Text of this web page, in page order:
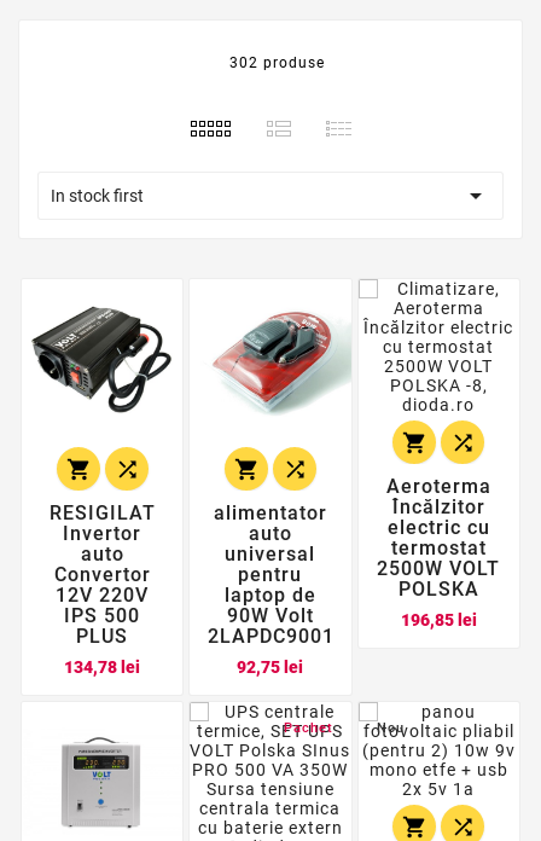
302 produse
In stock first 
 
RESIGILAT
Invertor
auto
Convertor
12V 220V
IPS 500
PLUS
134,78 lei
 
alimentator
auto
universal
pentru
laptop de
90W Volt
2LAPDC9001
92,75 lei
 
Aeroterma
Încălzitor
electric cu
termostat
2500W VOLT
POLSKA
196,85 leiPret
Pachet Nou
 